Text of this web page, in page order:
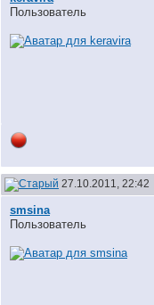
Пользователь
27.10.2011, 22:42
smsina
Пользователь